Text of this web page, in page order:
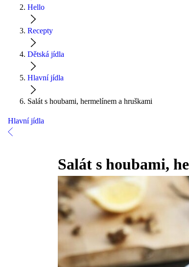
Hello
Recepty
Dětská jídla
Hlavní jídla
Salát s houbami, hermelínem a hruškami
Hlavní jídla
Salát s houbami,